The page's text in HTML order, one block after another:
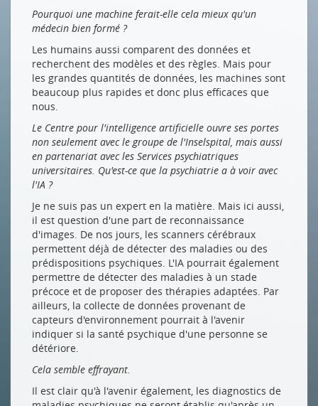
Pourquoi une machine ferait-elle cela mieux qu'un
médecin bien formé ?
Les humains aussi comparent des données et
recherchent des modèles et des règles. Mais pour
les grandes quantités de données, les machines sont
beaucoup plus rapides et donc plus efficaces que
nous.
Le Centre pour l'intelligence artificielle ouvre ses portes
non seulement avec le groupe de l'Inselspital, mais aussi
en partenariat avec les Services psychiatriques
universitaires. Qu'est-ce que la psychiatrie a à voir avec
l'IA ?
Je ne suis pas un expert en la matière. Mais ici aussi,
il est question d'une part de reconnaissance
d'images. De nos jours, les scanners cérébraux
permettent déjà de détecter des maladies ou des
prédispositions psychiques. L'IA pourrait également
permettre de détecter des maladies à un stade
précoce et de proposer des thérapies adaptées. Par
ailleurs, la collecte de données provenant de
capteurs d'environnement pourrait à l'avenir
indiquer si la santé psychique d'une personne se
détériore.
Cela semble effrayant.
Il est clair qu'à l'avenir également, les diagnostics de